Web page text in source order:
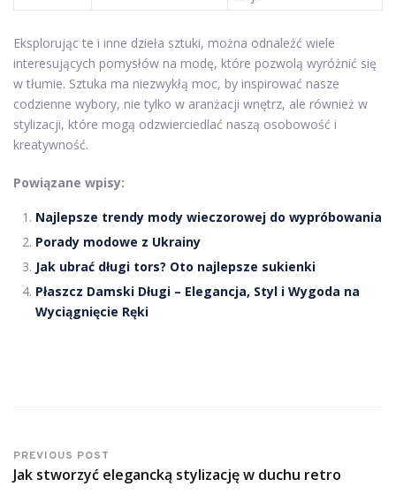
Eksplorując te i inne dzieła sztuki, można odnaleźć wiele
interesujących pomysłów na modę, które pozwolą wyróżnić się
w tłumie. Sztuka ma niezwykłą moc, by inspirować nasze
codzienne wybory, nie tylko w aranżacji wnętrz, ale również w
stylizacji, które mogą odzwierciedlać naszą osobowość i
kreatywność.
Powiązane wpisy:
Najlepsze trendy mody wieczorowej do wypróbowania
Porady modowe z Ukrainy
Jak ubrać długi tors? Oto najlepsze sukienki
Płaszcz Damski Długi – Elegancja, Styl i Wygoda na
Wyciągnięcie Ręki
PREVIOUS POST
Jak stworzyć elegancką stylizację w duchu retro